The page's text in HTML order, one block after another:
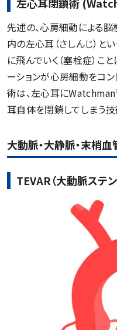
先述の、心房細動による脳
内の左心耳（さしんじ）と
に飛んでいく（塞栓症）こ
ーションが心房細動をコ
術は、左心耳にWatchman
耳自体を閉鎖してしまう技
大動脈・大静脈・末梢血
TEVAR（大動脈ステ